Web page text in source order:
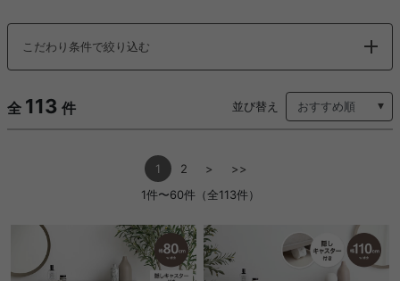
こだわり条件で絞り込む
全 113 件 並び替え
1 2 >
>>
1件〜60件（全113件）